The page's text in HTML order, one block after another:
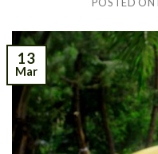
POSTED ON
13
Mar